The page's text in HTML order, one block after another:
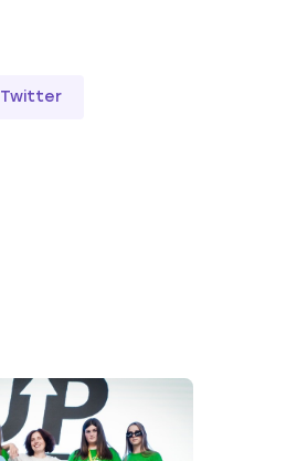
Twitter